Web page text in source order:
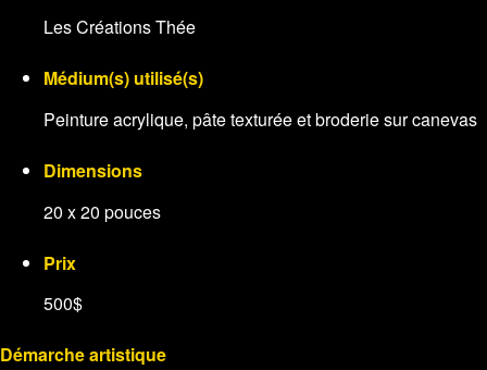
Les Créations Thée
Médium(s) utilisé(s)
Peinture acrylique, pâte texturée et broderie sur canevas
Dimensions
20 x 20 pouces
Prix
500$
Démarche artistique